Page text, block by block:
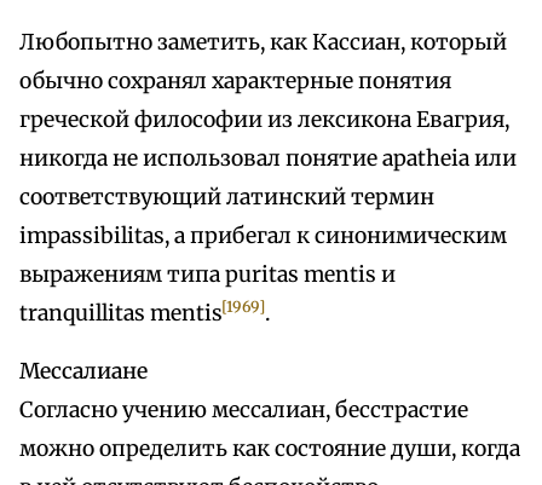
Любопытно заметить, как Кассиан, который
обычно сохранял характерные понятия
греческой философии из лексикона Евагрия,
никогда не использовал понятие apatheia или
соответствующий латинский термин
impassibilitas, а прибегал к синонимическим
выражениям типа puritas mentis и
tranquillitas mentis[1969].
Мессалиане
Согласно учению мессалиан, бесстрастие
можно определить как состояние души, когда